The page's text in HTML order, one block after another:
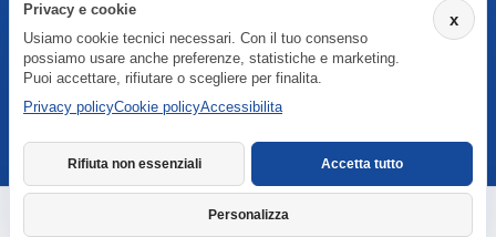
isfel@pec.it
Informativa privacy
Agenzia formativa iscritta a Formatemp
x
Privacy e cookie
Usiamo cookie tecnici necessari. Con il tuo consenso
possiamo usare anche preferenze, statistiche e marketing.
Puoi accettare, rifiutare o scegliere per finalita.
Privacy policyCookie policyAccessibilita
Rifiuta non essenziali
Personalizza
Accetta tutto
Richiedi informazioni